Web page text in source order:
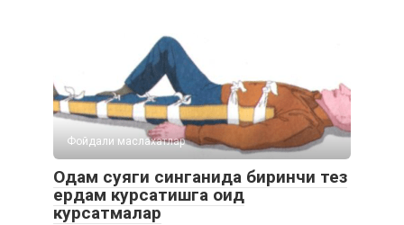
Фойдали маслахатлар
Одам суяги синганида биринчи тез
ердам курсатишга оид
курсатмалар